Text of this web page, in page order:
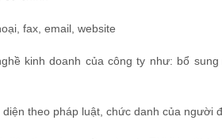
fax, email, website
kinh doanh của công ty như: bổ
theo pháp luật, chức danh của người